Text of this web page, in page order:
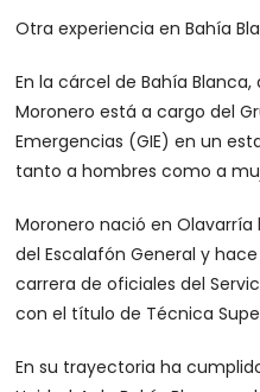
Otra experiencia en Bahía
En la cárcel de Bahía
Moronero está a cargo del
Emergencias (GIE) en un
tanto a hombres como a
Moronero nació en Olavarría
del Escalafón General y hace
carrera de oficiales del
con el título de Técnica
En su trayectoria ha